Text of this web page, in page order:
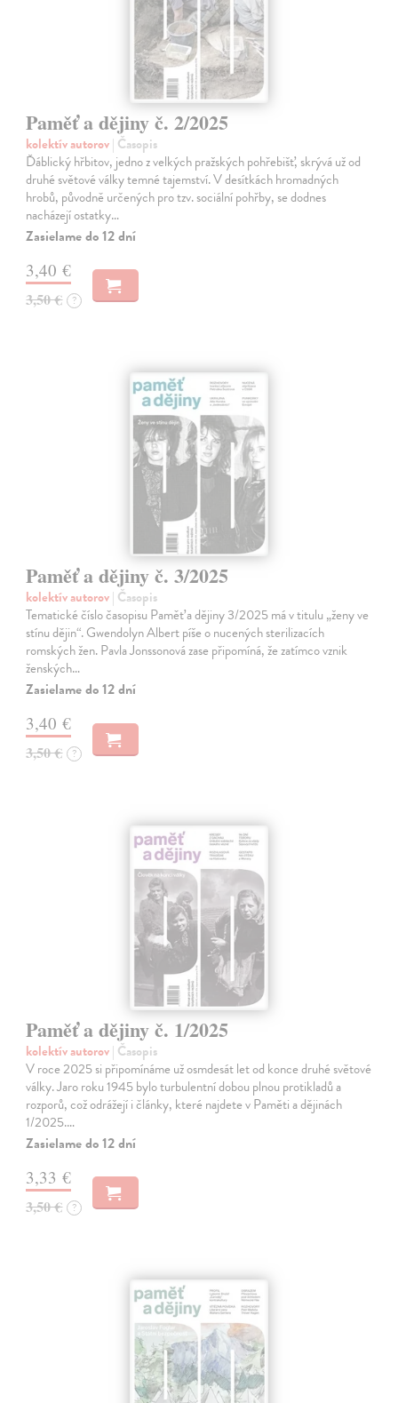
Paměť a dějiny č. 2/2025
kolektív autorov| Časopis
Ďáblický hřbitov, jedno z velkých pražských pohřebišť, skrývá už od
druhé světové války temné tajemství. V desítkách hromadných
hrobů, původně určených pro tzv. sociální pohřby, se dodnes
nacházejí ostatky…
Zasielame do 12 dní
3,40 €
3,50 € ?
Paměť a dějiny č. 3/2025
kolektív autorov| Časopis
Tematické číslo časopisu Paměť a dějiny 3/2025 má v titulu „ženy ve
stínu dějin“. Gwendolyn Albert píše o nucených sterilizacích
romských žen. Pavla Jonssonová zase připomíná, že zatímco vznik
ženských…
Zasielame do 12 dní
3,40 €
3,50 € ?
Paměť a dějiny č. 1/2025
kolektív autorov| Časopis
V roce 2025 si připomínáme už osmdesát let od konce druhé světové
války. Jaro roku 1945 bylo turbulentní dobou plnou protikladů a
rozporů, což odrážejí i články, které najdete v Paměti a dějinách
1/2025.…
Zasielame do 12 dní
3,33 €
3,50 € ?